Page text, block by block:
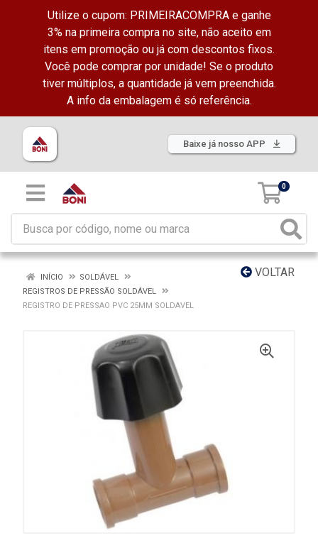
Utilize o cupom: PRIMEIRACOMPRA e ganhe
3% na primeira compra no site, não aceito em
itens em promoção ou já com descontos fixos.
Você pode comprar por unidade! Se o produto
tiver múltiplos, a quantidade já vem preenchida.
A info da embalagem é só referência.
Baixe já nosso APP
0
VOLTAR
INÍCIO
SOLDÁVEL
REGISTROS DE PRESSÃO SOLDÁVEL
REGISTRO DE PRESSAO PVC 25MM SOLDAVEL